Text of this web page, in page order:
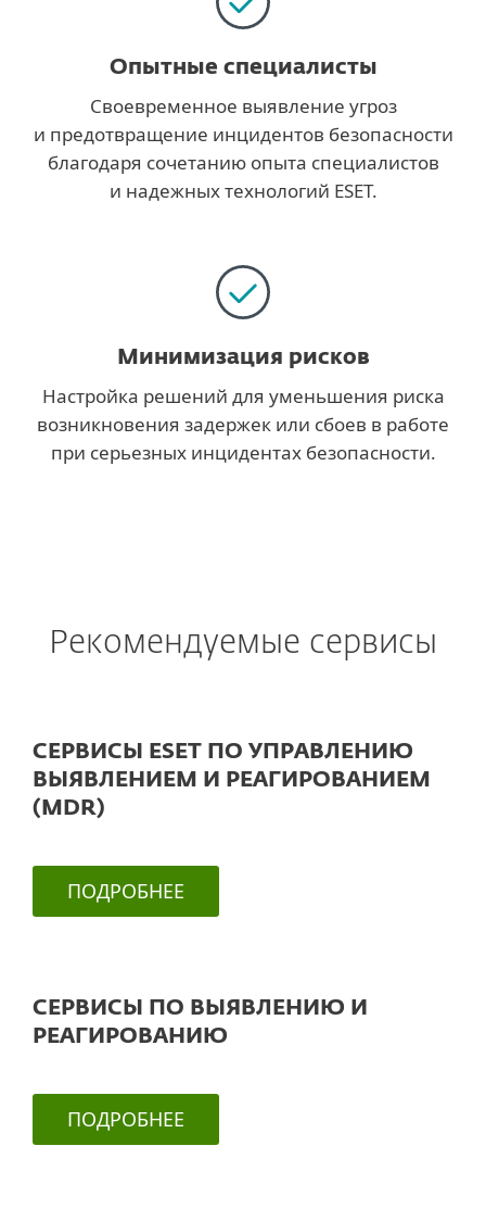
Опытные специалисты
Своевременное выявление угроз
и предотвращение инцидентов безопасности
благодаря сочетанию опыта специалистов
и надежных технологий ESET.
Минимизация рисков
Настройка решений для уменьшения риска
возникновения задержек или сбоев в работе
при серьезных инцидентах безопасности.
Рекомендуемые сервисы
СЕРВИСЫ ESET ПО УПРАВЛЕНИЮ
ВЫЯВЛЕНИЕМ И РЕАГИРОВАНИЕМ
(MDR)
ПОДРОБНЕЕ
СЕРВИСЫ ПО ВЫЯВЛЕНИЮ И
РЕАГИРОВАНИЮ
ПОДРОБНЕЕ